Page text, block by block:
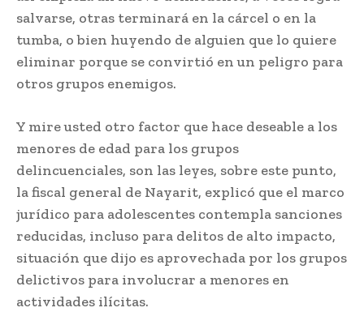
salvarse, otras terminará en la cárcel o en la
tumba, o bien huyendo de alguien que lo quiere
eliminar porque se convirtió en un peligro para
otros grupos enemigos.
Y mire usted otro factor que hace deseable a los
menores de edad para los grupos
delincuenciales, son las leyes, sobre este punto,
la fiscal general de Nayarit, explicó que el marco
jurídico para adolescentes contempla sanciones
reducidas, incluso para delitos de alto impacto,
situación que dijo es aprovechada por los grupos
delictivos para involucrar a menores en
actividades ilícitas.